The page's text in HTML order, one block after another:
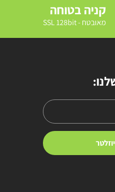
קניה בטוחה
מאובטח - SSL 128bit